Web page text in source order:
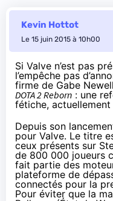
Kevin Hottot
Le 15 juin 2015 à 10h00
Si Valve n’est pas
l’empêche pas
firme de Gabe
DOTA 2 Reborn : une
fétiche,
Depuis son
pour Valve. Le titre
ceux présents sur
de 800 000 joueurs
fait partie des
plateforme de
connectés pour la
Pour éviter que la